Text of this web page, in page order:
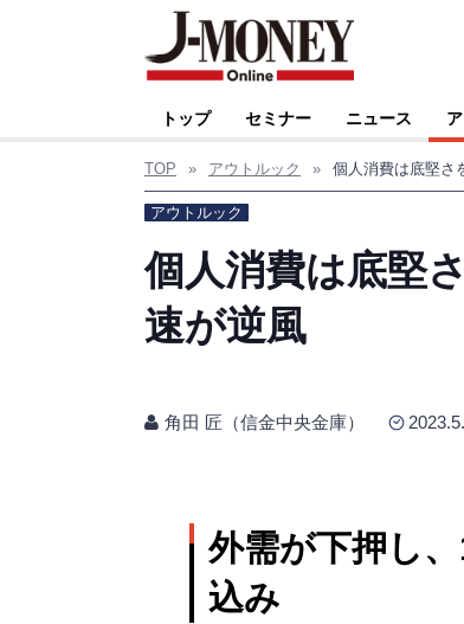
トップ セミナー ニュース
TOP » アウトルック » 個人消費は底堅さ
アウトルック
個人消費は底堅
速が逆風
角田 匠（信金中央金庫）
外需が下押し
込み